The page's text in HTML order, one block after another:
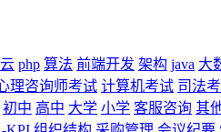
云 php 算法 前端开发 架构 java 大
理咨询师考试 计算机考试 司法
初中 高中 大学 小学 客服咨询 其